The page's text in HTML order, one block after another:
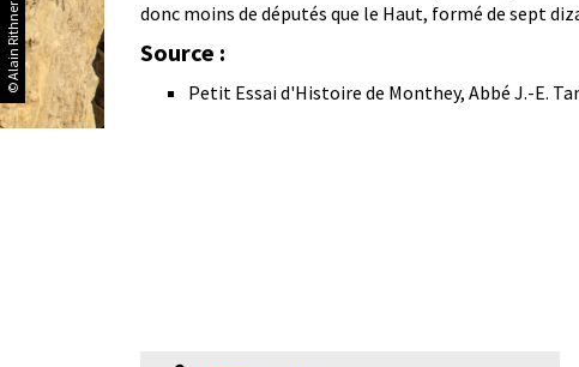
© Alain Rithner
donc moins de députés que le Haut, formé de sept
Source :
Petit Essai d'Histoire de Monthey, Abbé J.-E.